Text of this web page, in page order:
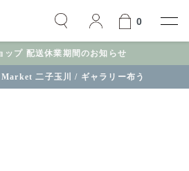
0
ップ 配送休業期間のお知らせ
二子玉川 / ギャラリー布う